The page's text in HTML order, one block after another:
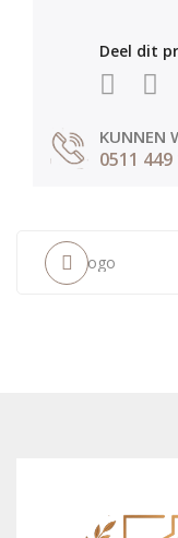
Deel dit
KUNNEN
0511 449